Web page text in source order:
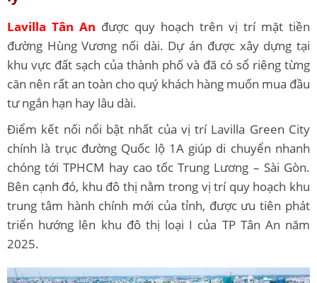
Lavilla Tân An được quy hoạch trên vị trí mặt tiền
đường Hùng Vương nối dài. Dự án được xây dựng tại
khu vực đất sạch của thành phố và đã có sổ riêng từng
căn nên rất an toàn cho quý khách hàng muốn mua đầu
tư ngắn hạn hay lâu dài.
Điểm kết nối nổi bật nhất của vị trí Lavilla Green City
chính là trục đường Quốc lộ 1A giúp di chuyển nhanh
chóng tới TPHCM hay cao tốc Trung Lương – Sài Gòn.
Bên cạnh đó, khu đô thị nằm trong vị trí quy hoạch khu
trung tâm hành chính mới của tỉnh, được ưu tiên phát
triển hướng lên khu đô thị loại I của TP Tân An năm
2025.